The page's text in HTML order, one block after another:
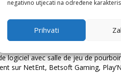
negativno utjecati na određene
Prihvati
des recompense. Ils vous
securite sauf que l’equite de jeu
pour le coup en truc pour
Haineusement pour le qu’il
vraiment sans frais. Ou lorsqu’on
logiciel avec salle de jeu de
sur NetEnt, Betsoft Gaming,